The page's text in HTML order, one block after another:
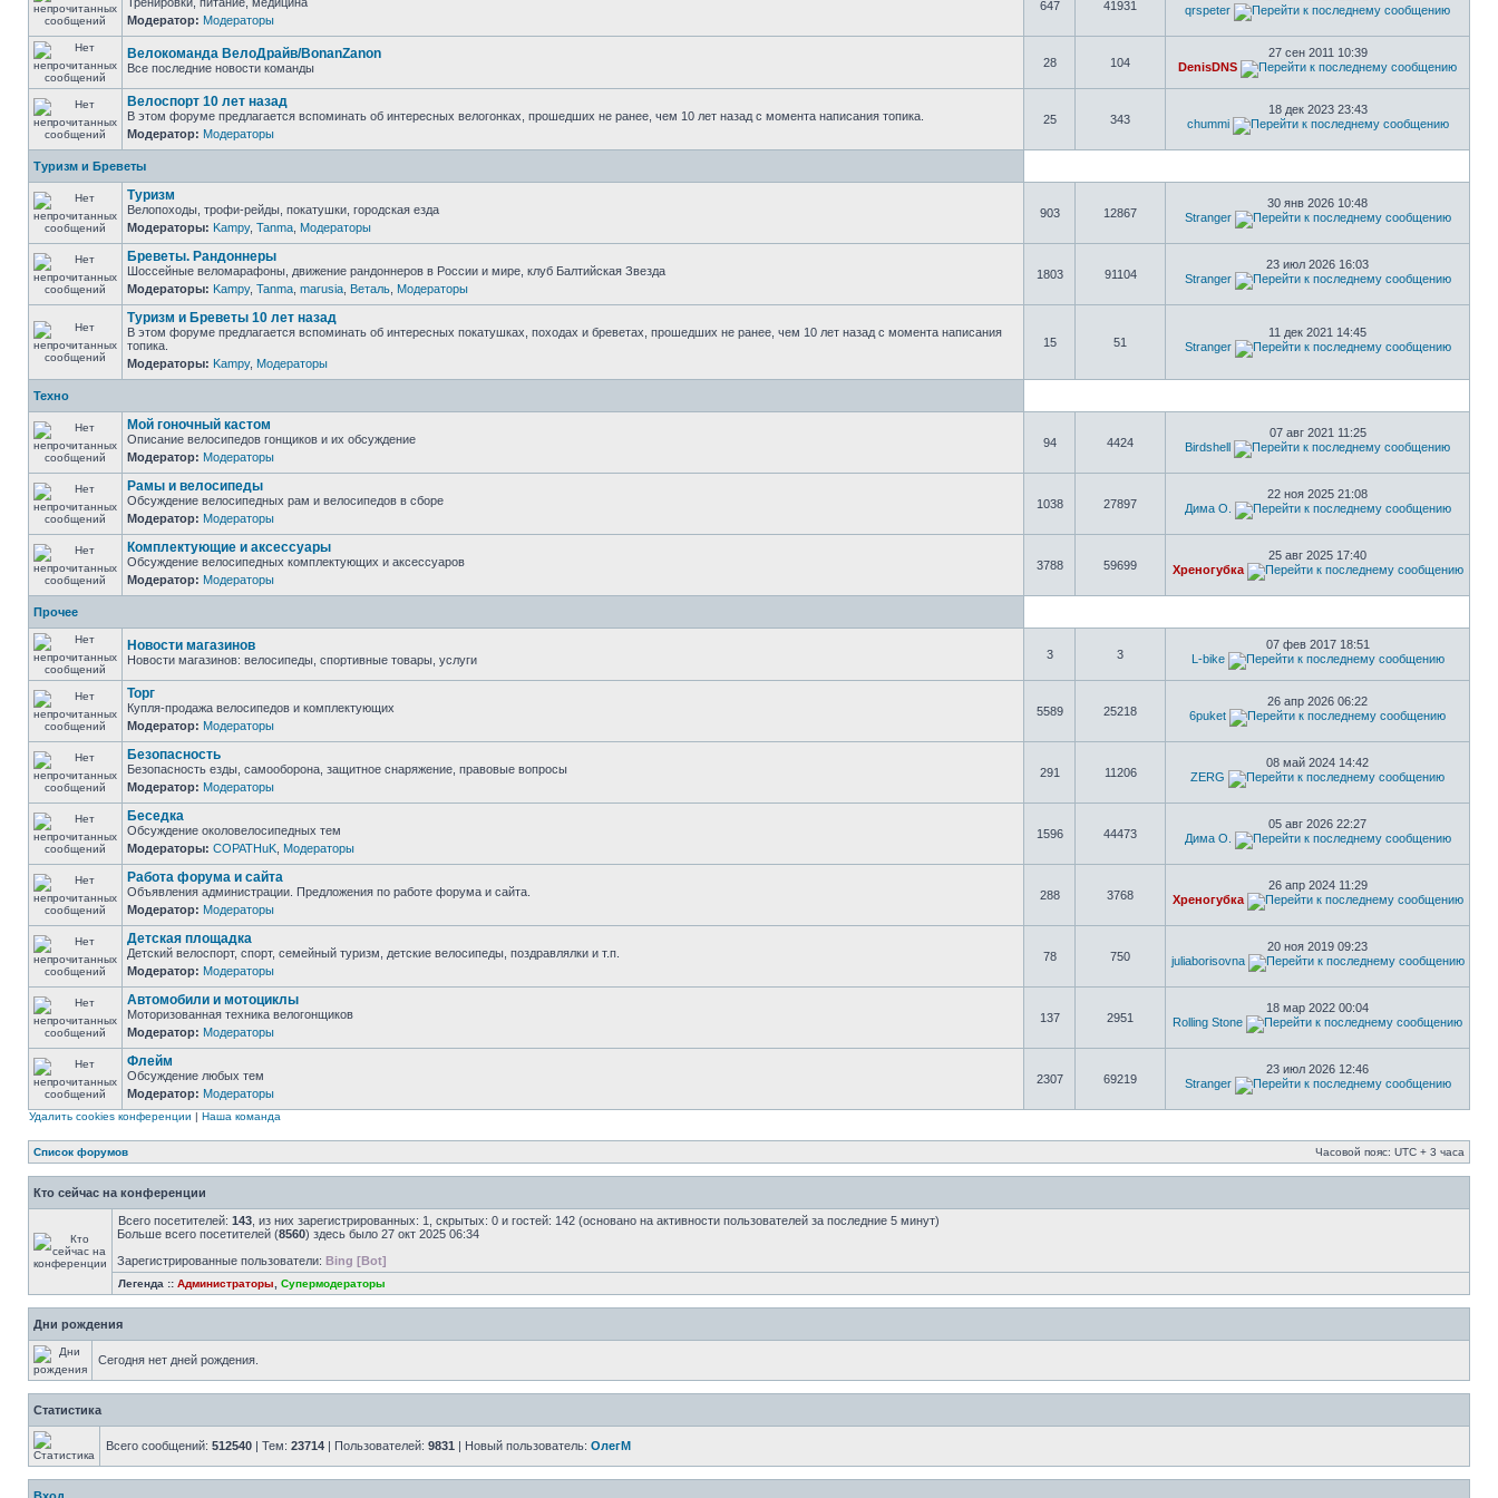
Модератор: Модераторы
647 41931
qrspeter
Велокоманда ВелоДрайв/BonanZanon
Все последние новости команды 28 104
27 сен 2011 10:39
DenisDNS
Велоспорт 10 лет назад
В этом форуме предлагается вспоминать об интересных велогонках, прошедших не ранее, чем 10 лет назад с момента написания топика.
Модератор: Модераторы
25 343
18 дек 2023 23:43
chummi
Туризм и Бреветы
Туризм
Велопоходы, трофи-рейды, покатушки, городская езда
Модераторы: Kampy, Tanma Модераторы
903 12867
30 янв 2026 10:48
Stranger
Бреветы. Рандоннеры
Шоссейные веломарафоны, движение рандоннеров в России и мире, клуб Балтийская Звезда
Модераторы: Kampy, Tanma marusia Веталь Модераторы
1803 91104
23 июл 2026 16:03
Stranger
Туризм и Бреветы 10 лет назад
В этом форуме предлагается вспоминать об интересных покатушках, походах и бреветах, прошедших не ранее, чем 10 лет назад с момента написания
топика.
Модераторы: Kampy, Модераторы
15 51
11 дек 2021 14:45
Stranger
Техно
Мой гоночный кастом
Описание велосипедов гонщиков и их обсуждение
Модератор: Модераторы
94 4424
07 авг 2021 11:25
Birdshell
Рамы и велосипеды
Обсуждение велосипедных рам и велосипедов в сборе
Модератор: Модераторы
1038 27897
22 ноя 2025 21:08
Дима О.
Комплектующие и аксессуары
Обсуждение велосипедных комплектующих и аксессуаров
Модератор: Модераторы
3788 59699
25 авг 2025 17:40
Хреногубка
Прочее
Новости магазинов
Новости магазинов: велосипеды, спортивные товары, услуги 3 3
07 фев 2017 18:51
L-bike
Торг
Купля-продажа велосипедов и комплектующих
Модератор: Модераторы
5589 25218
26 апр 2026 06:22
6puket
Безопасность
Безопасность езды, самооборона, защитное снаряжение, правовые вопросы
Модератор: Модераторы
291 11206
08 май 2024 14:42
ZERG
Беседка
Обсуждение околовелосипедных тем
Модераторы: COPATHuK Модераторы
1596 44473
05 авг 2026 22:27
Дима О.
Работа форума и сайта
Объявления администрации. Предложения по работе форума и сайта.
Модератор: Модераторы
288 3768
26 апр 2024 11:29
Хреногубка
Детская площадка
Детский велоспорт, спорт, семейный туризм, детские велосипеды, поздравлялки и т.п.
Модератор: Модераторы
78 750
20 ноя 2019 09:23
juliaborisovna
Автомобили и мотоциклы
Моторизованная техника велогонщиков
Модератор: Модераторы
137 2951
18 мар 2022 00:04
Rolling Stone
Флейм
Обсуждение любых тем
Модератор: Модераторы
2307 69219
23 июл 2026 12:46
Stranger
Удалить cookies конференции | Наша команда
Список форумов Часовой пояс: UTC + 3 часа
Кто сейчас на конференции
Всего посетителей: 143 , из них зарегистрированных: 1, скрытых: 0 и гостей: 142 (основано на активности пользователей за последние 5 минут)
Больше всего посетителей (8560) здесь было 27 окт 2025 06:34
Зарегистрированные пользователи: Bing [Bot]
Легенда :: Администраторы Супермодераторы
Дни рождения
Сегодня нет дней рождения.
Статистика
Всего сообщений: 512540 | Тем: 23714 | Пользователей: 9831 | Новый пользователь: ОлегМ